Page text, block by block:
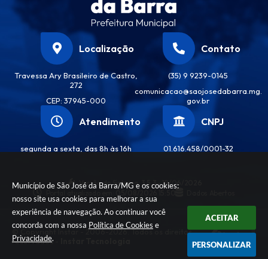
Município de São José da Barra/MG e os cookies:
nosso site usa cookies para melhorar a sua
experiência de navegação. Ao continuar você
concorda com a nossa Política de Cookies e
Privacidade.
ACEITAR
PERSONALIZAR
Localização
Travessa Ary Brasileiro de Castro,
272
CEP: 37945-000
Contato
(35) 9 9239-0145
comunicacao@saojosedabarra.mg.
gov.br
Atendimento
segunda a sexta, das 8h às 16h
CNPJ
01.616.458/0001-32
Versão do Sistema: 3.5.3 - 19/06/2026
© Copyright Instar - 2006-2026. Todos os direitos
reservados -